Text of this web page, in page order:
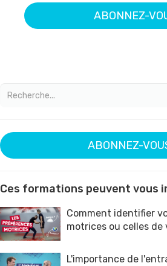
ABONNEZ-
ABONNEZ-
Ces formations peuvent vous
Comment identifier
motrices ou celles de
L'importance de